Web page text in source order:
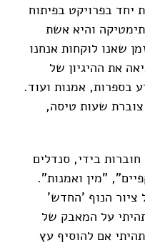
יחד בפרויקט בפיתוח
והיא אשת
שאנו לוקחות אנחנו
את ההיגיון של
בספרות, אמנות ועוד.
צוברת שעות טיסה,
בידי, סנדלים
"מין ואמנות".
ציור הנוף 'החדש'
על המאבק של
אם להוסיף עץ